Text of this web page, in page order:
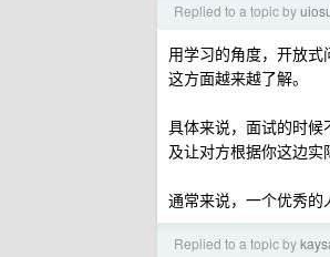
Replied to a topic by
用学习的角度，开放
这方面越来越了解。
具体来说，面试的时
及让对方根据你这边实
通常来说，一个优秀的
Replied to a topic by